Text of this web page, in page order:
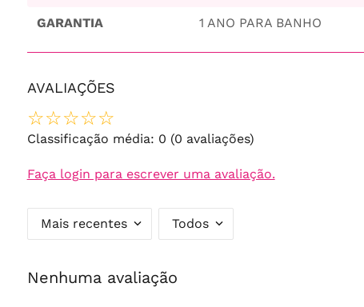
GARANTIA 1 ANO PARA BANHO
AVALIAÇÕES
☆☆☆☆☆
Classificação média: 0 (0 avaliações)
Faça login para escrever uma avaliação.
Mais recentes Todos
Nenhuma avaliação